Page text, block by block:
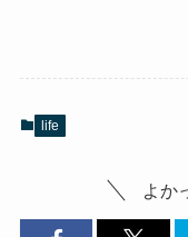
life
よか